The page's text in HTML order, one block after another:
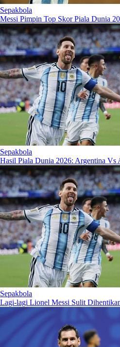
Sepakbola
Messi Pimpin Top Skor Piala Dunia
Sepakbola
Hasil Piala Dunia 2026: Argentina Vs
Sepakbola
Lagi-lagi Lionel Messi Sulit